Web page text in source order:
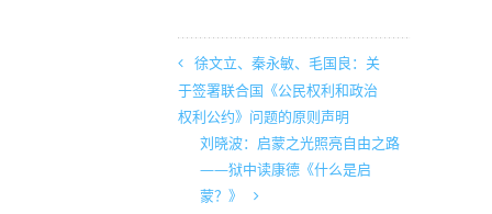
徐文立、秦永敏、毛国良：关
于签署联合国《公民权利和政治
权利公约》问题的原则声明
刘晓波：启蒙之光照亮自由之路
——狱中读康德《什么是启
蒙？》